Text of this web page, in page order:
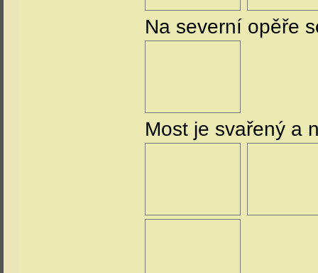
Na severní opěře
Most je svařený a